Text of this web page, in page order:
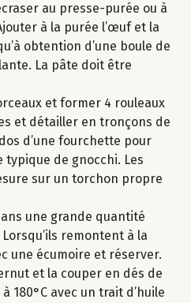
au presse-purée ou à
à la purée l’œuf et la
obtention d’une boule de
La pâte doit être
et former 4 rouleaux
et détailler en tronçons de
d’une fourchette pour
de gnocchi. Les
sur un torchon propre
une grande quantité
remontent à la
une écumoire et réserver.
et la couper en dés de
180°C avec un trait d’huile